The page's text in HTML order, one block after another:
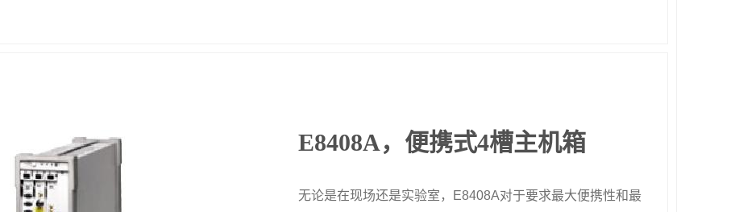
E8408A，便携式4槽主机箱
无论是在现场还是实验室，E8408A对于要求最大便携性和最